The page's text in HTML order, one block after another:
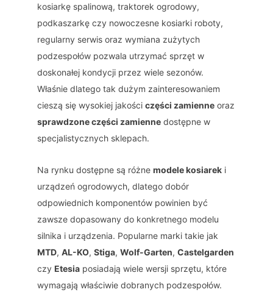
kosiarkę spalinową, traktorek ogrodowy,
podkaszarkę czy nowoczesne kosiarki roboty,
regularny serwis oraz wymiana zużytych
podzespołów pozwala utrzymać sprzęt w
doskonałej kondycji przez wiele sezonów.
Właśnie dlatego tak dużym zainteresowaniem
cieszą się wysokiej jakości części zamienne oraz
sprawdzone części zamienne dostępne w
specjalistycznych sklepach.
Na rynku dostępne są różne modele kosiarek i
urządzeń ogrodowych, dlatego dobór
odpowiednich komponentów powinien być
zawsze dopasowany do konkretnego modelu
silnika i urządzenia. Popularne marki takie jak
MTD, AL-KO, Stiga, Wolf-Garten, Castelgarden
czy Etesia posiadają wiele wersji sprzętu, które
wymagają właściwie dobranych podzespołów.